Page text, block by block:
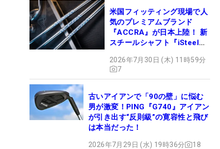
米国フィッティング現場で人
気のプレミアムブランド
『ACCRA』が日本上陸！ 新
スチールシャフト『iSteel
2026年7月30日 (木) 11時59分
7
古いアイアンで「90の壁」に悩む
男が激変！PING『G740』アイアン
が引き出す“反則級”の寛容性と飛び
は本当だった！
2026年7月29日 (水) 19時36分 18